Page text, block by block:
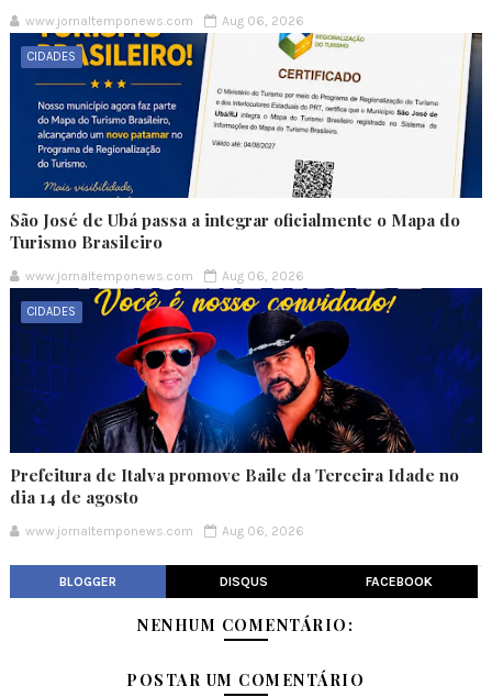
www.jornaltemponews.com Aug 06, 2026
CIDADES
São José de Ubá passa a integrar oficialmente o Mapa do
Turismo Brasileiro
www.jornaltemponews.com Aug 06, 2026
CIDADES
Prefeitura de Italva promove Baile da Terceira Idade no
dia 14 de agosto
www.jornaltemponews.com Aug 06, 2026
BLOGGER DISQUS FACEBOOK
NENHUM COMENTÁRIO:
POSTAR UM COMENTÁRIO